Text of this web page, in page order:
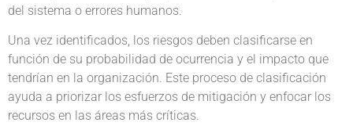
del sistema o errores humanos.
Una vez identificados, los riesgos deben clasificarse en
función de su probabilidad de ocurrencia y el impacto que
tendrían en la organización. Este proceso de clasificación
ayuda a priorizar los esfuerzos de mitigación y enfocar los
recursos en las áreas más críticas.